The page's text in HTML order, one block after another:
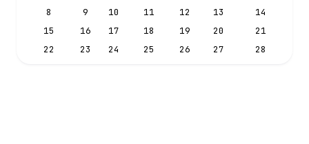
8
9 10 11 12 13
14
15
16 17 18 19 20
21
22
23 24 25 26 27 28